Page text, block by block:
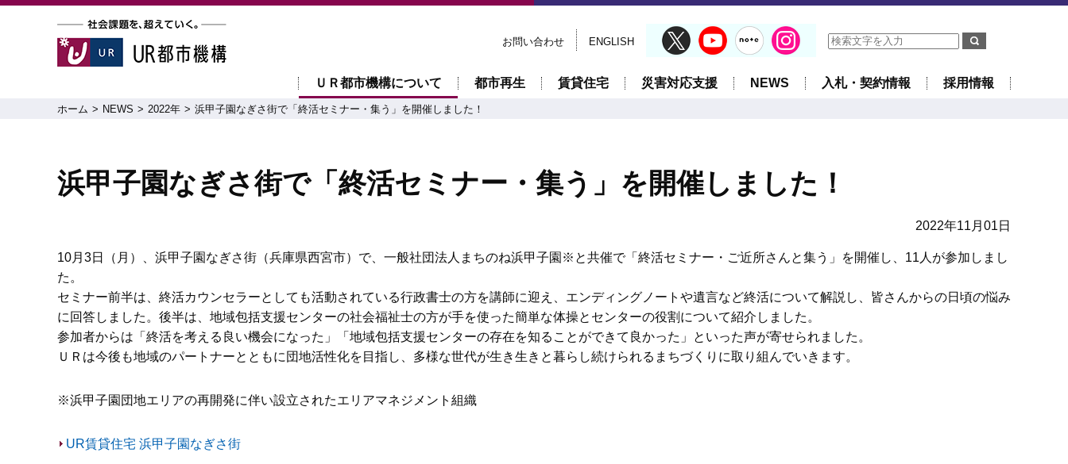
お問い合わせ ENGLISH
ＵＲ都市機構について 都市再生 賃貸住宅 災害対応支援 NEWS 入札・契約情報 採用情報
ホーム NEWS 2022年 浜甲子園なぎさ街で「終活セミナー・集う」を開催しました！
浜甲子園なぎさ街で「終活セミナー・集う」を開催しました！
2022年11月01日
10月3日（月）、浜甲子園なぎさ街（兵庫県西宮市）で、一般社団法人まちのね浜甲子園※と共催で「終活セミナー・ご近所さんと集う」を開催し、11人が参加しまし
た。
セミナー前半は、終活カウンセラーとしても活動されている行政書士の方を講師に迎え、エンディングノートや遺言など終活について解説し、皆さんからの日頃の悩み
に回答しました。後半は、地域包括支援センターの社会福祉士の方が手を使った簡単な体操とセンターの役割について紹介しました。
参加者からは「終活を考える良い機会になった」「地域包括支援センターの存在を知ることができて良かった」といった声が寄せられました。
ＵＲは今後も地域のパートナーとともに団地活性化を目指し、多様な世代が生き生きと暮らし続けられるまちづくりに取り組んでいきます。
※浜甲子園団地エリアの再開発に伴い設立されたエリアマネジメント組織
UR賃貸住宅 浜甲子園なぎさ街